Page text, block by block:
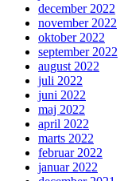
december 2022
november 2022
oktober 2022
september 2022
august 2022
juli 2022
juni 2022
maj 2022
april 2022
marts 2022
februar 2022
januar 2022